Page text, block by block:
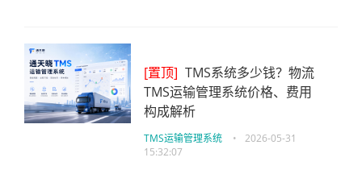
[置顶] TMS系统多少钱？物流
TMS运输管理系统价格、费用
构成解析
TMS运输管理系统 •
2026-05-31
15:32:07